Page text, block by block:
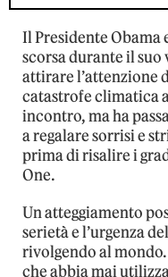
Il Presidente Obama
scorsa durante il suo
attirare l’attenzione
catastrofe climatica
incontro, ma ha
a regalare sorrisi e
prima di risalire i
One.
Un atteggiamento
serietà e l’urgenza
rivolgendo al
che abbia mai